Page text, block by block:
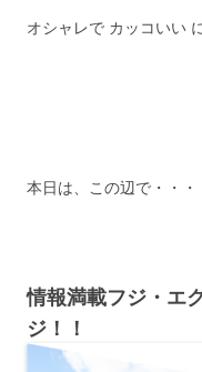
オシャレで カッコいい
本日は、この辺で・・・
情報満載フジ・エ
ジ！！